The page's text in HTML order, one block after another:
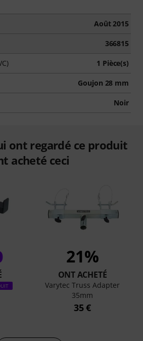
Août 2015
366815
1 Pièce(s)
Goujon 28 mm
Noir
ont regardé ce produit
acheté ceci
21%
ONT ACHETÉ
Varytec Truss Adapter
35mm
35 €